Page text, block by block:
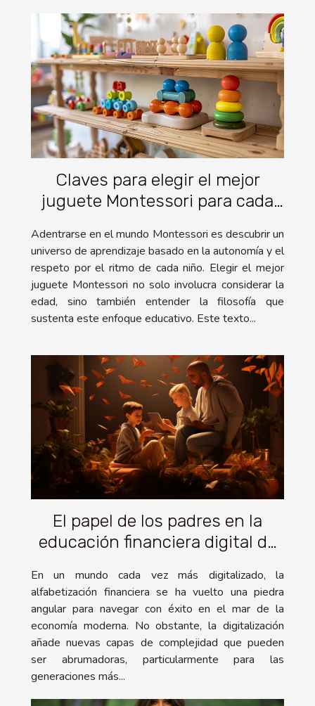
Claves para elegir el mejor
juguete Montessori para cada
Adentrarse en el mundo Montessori es descubrir un
universo de aprendizaje basado en la autonomía y el
respeto por el ritmo de cada niño. Elegir el mejor
juguete Montessori no solo involucra considerar la
edad, sino también entender la filosofía que
sustenta este enfoque educativo. Este texto...
El papel de los padres en la
educación financiera digital de
En un mundo cada vez más digitalizado, la
alfabetización financiera se ha vuelto una piedra
angular para navegar con éxito en el mar de la
economía moderna. No obstante, la digitalización
añade nuevas capas de complejidad que pueden
ser abrumadoras, particularmente para las
generaciones más...